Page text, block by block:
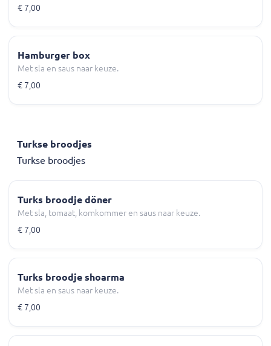
€ 7,00
Hamburger box
Met sla en saus naar keuze.
€ 7,00
Turkse broodjes
Turkse broodjes
Turks broodje döner
Met sla, tomaat, komkommer en saus naar keuze.
€ 7,00
Turks broodje shoarma
Met sla en saus naar keuze.
€ 7,00